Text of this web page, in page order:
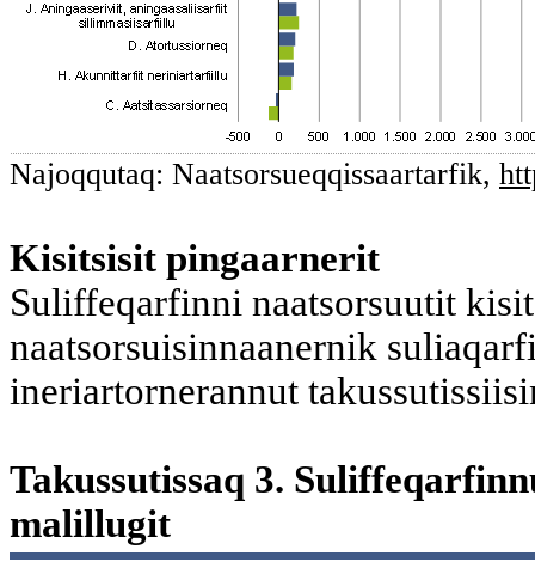
Najoqqutaq: Naatsorsueqqissaartarfik,
Kisitsisit pingaarnerit
Suliffeqarfinni naatsorsuutit
naatsorsuisinnaanernik
ineriartornerannut
Takussutissaq 3.
malillugit